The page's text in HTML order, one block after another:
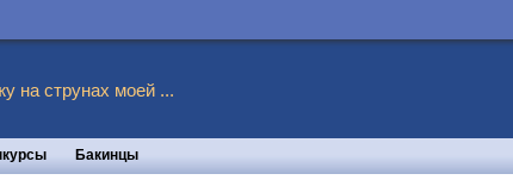
на струнах моей ...
Бакинцы